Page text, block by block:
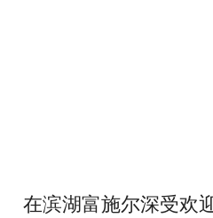
在滨湖富施尔深受欢